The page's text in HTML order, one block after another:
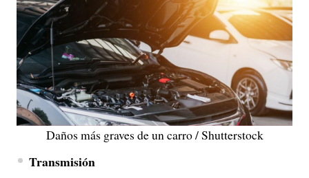
Daños más graves de un carro / Shutterstock
Transmisión